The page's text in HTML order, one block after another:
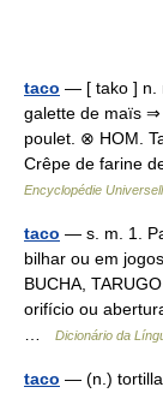
taco — [ tako ] n.
galette de maïs ⇒
poulet. ⊗ HOM.
Crêpe de farine
Encyclopédie
taco — s. m. 1.
bilhar ou em
BUCHA,
orifício ou
Dicionário da
taco — (n.) tortilla